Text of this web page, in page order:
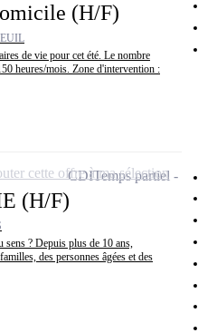
(H/F)
de vie pour cet été. Le nombre
heures/mois. Zone d'intervention :
(H/F)
? Depuis plus de 10 ans,
des personnes âgées et des
CDITemps partiel
cette offre à ma sélection